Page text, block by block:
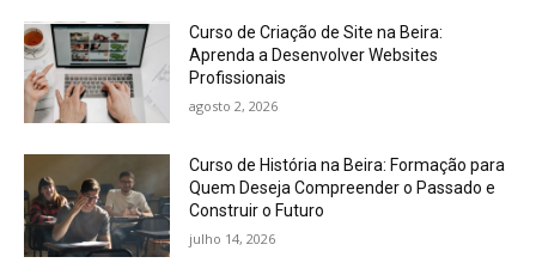
Curso de Criação de Site na Beira:
Aprenda a Desenvolver Websites
Profissionais
agosto 2, 2026
Curso de História na Beira: Formação para
Quem Deseja Compreender o Passado e
Construir o Futuro
julho 14, 2026